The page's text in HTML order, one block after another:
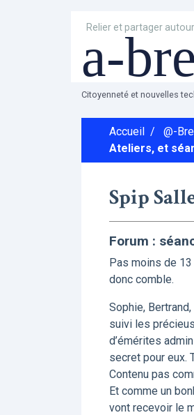
Relier et partager
a-
Citoyenneté et nouvelles
Accueil / @-
Ateliers, et
Spip
Forum :
Pas moins de
donc comble.
Sophie,
suivi les
d’émérites
secret pour eux.
Contenu pas
Et comme un
vont recevoir le